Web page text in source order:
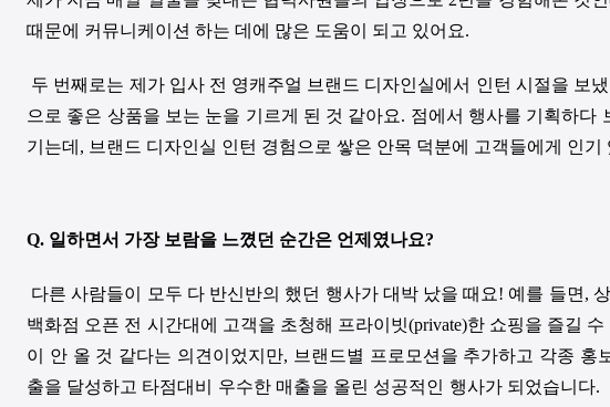
때문에 커뮤니케이션 하는 데에 많은 도움이 되고 있어요.
두 번째로는 제가 입사 전 영캐주얼 브랜드 디자인실에서 인턴 시절을 보
으로 좋은 상품을 보는 눈을 기르게 된 것 같아요. 점에서 행사를 기획하다
기는데 , 브랜드 디자인실 인턴 경험으로 쌓은 안목 덕분에 고객들에게 인
Q. 일하면서 가장 보람을 느꼈던 순간은 언제였나요?
다른 사람들이 모두 다 반신반의 했던 행사가 대박 났을 때요! 예를 들면,
백화점 오픈 전 시간대에 고객을 초청해 프라이빗(private)한 쇼핑을 즐길
이 안 올 것 같다는 의견이었지만, 브랜드별 프로모션을 추가하고 각종 홍
출을 달성하고 타점대비 우수한 매출을 올린 성공적인 행사가 되었습니다.